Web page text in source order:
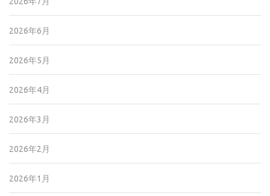
2026年6月
2026年5月
2026年4月
2026年3月
2026年2月
2026年1月